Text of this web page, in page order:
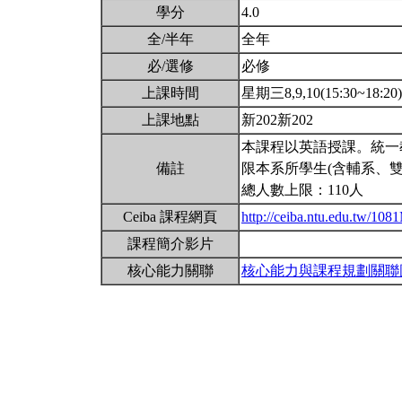
學分
4.0
全/半年
全年
必/選修
必修
上課時間
星期三
上課地點
新202新202
備註
本課程以英語授課。統
限本系所學生(含輔系、
總人數上限：110人
Ceiba 課程網頁
http://ceiba.ntu.edu.tw/
課程簡介影片
核心能力關聯
核心能力與課程規劃關聯